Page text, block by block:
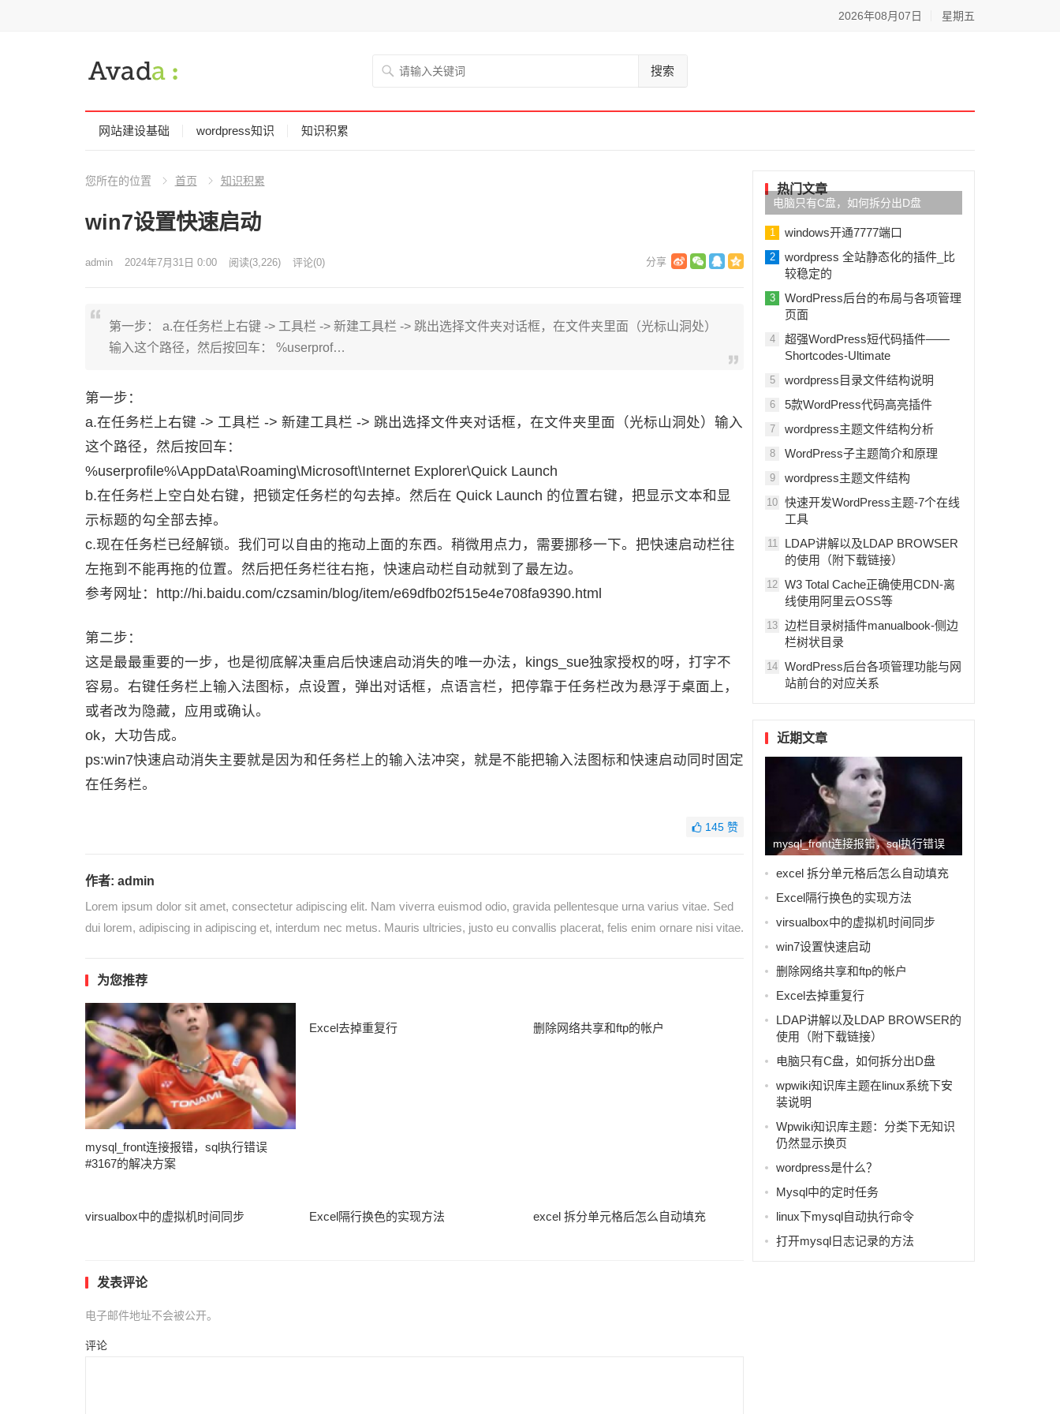
2026年08月07日 星期五
搜索
网站建设基础 wordpress知识 知识积累
您所在的位置 首页 知识积累
win7设置快速启动
admin 2024年7月31日 0:00 阅读(3,226) 评论(0)
第一步： a.在任务栏上右键 -> 工具栏 -> 新建工具栏 -> 跳出选择文件夹对话框，在文件夹里面（光标山洞处）
输入这个路径，然后按回车： %userprof…
第一步：
a.在任务栏上右键 -> 工具栏 -> 新建工具栏 -> 跳出选择文件夹对话框，在文件夹里面（光标山洞处）输入
这个路径，然后按回车：
%userprofile%\AppData\Roaming\Microsoft\Internet Explorer\Quick Launch
b.在任务栏上空白处右键，把锁定任务栏的勾去掉。然后在 Quick Launch 的位置右键，把显示文本和显
示标题的勾全部去掉。
c.现在任务栏已经解锁。我们可以自由的拖动上面的东西。稍微用点力，需要挪移一下。把快速启动栏往
左拖到不能再拖的位置。然后把任务栏往右拖，快速启动栏自动就到了最左边。
参考网址：http://hi.baidu.com/czsamin/blog/item/e69dfb02f515e4e708fa9390.html
第二步：
这是最最重要的一步，也是彻底解决重启后快速启动消失的唯一办法，kings_sue独家授权的呀，打字不
容易。右键任务栏上输入法图标，点设置，弹出对话框，点语言栏，把停靠于任务栏改为悬浮于桌面上，
或者改为隐藏，应用或确认。
ok，大功告成。
ps:win7快速启动消失主要就是因为和任务栏上的输入法冲突，就是不能把输入法图标和快速启动同时固定
在任务栏。
145 赞
作者: admin
Lorem ipsum dolor sit amet, consectetur adipiscing elit. Nam viverra euismod odio, gravida pellentesque urna varius vitae. Sed
dui lorem, adipiscing in adipiscing et, interdum nec metus. Mauris ultricies, justo eu convallis placerat, felis enim ornare nisi vitae.
为您推荐
mysql_front连接报错，sql执行错误
#3167的解决方案
Excel去掉重复行 删除网络共享和ftp的帐户
virsualbox中的虚拟机时间同步 Excel隔行换色的实现方法 excel 拆分单元格后怎么自动填充
发表评论
电子邮件地址不会被公开。
评论
热门文章
电脑只有C盘，如何拆分出D盘
1 windows开通7777端口
2
wordpress 全站静态化的插件_比
较稳定的
3
WordPress后台的布局与各项管理
页面
4
超强WordPress短代码插件——
Shortcodes-Ultimate
5 wordpress目录文件结构说明
6 5款WordPress代码高亮插件
7 wordpress主题文件结构分析
8 WordPress子主题简介和原理
9 wordpress主题文件结构
10
快速开发WordPress主题-7个在线
工具
11
LDAP讲解以及LDAP BROWSER
的使用（附下载链接）
12
W3 Total Cache正确使用CDN-离
线使用阿里云OSS等
13
边栏目录树插件manualbook-侧边
栏树状目录
14
WordPress后台各项管理功能与网
站前台的对应关系
近期文章
mysql_front连接报错，sql执行错误
#3167的解...
excel 拆分单元格后怎么自动填充
Excel隔行换色的实现方法
virsualbox中的虚拟机时间同步
win7设置快速启动
删除网络共享和ftp的帐户
Excel去掉重复行
LDAP讲解以及LDAP BROWSER的
使用（附下载链接）
电脑只有C盘，如何拆分出D盘
wpwiki知识库主题在linux系统下安
装说明
Wpwiki知识库主题：分类下无知识
仍然显示换页
wordpress是什么？
Mysql中的定时任务
linux下mysql自动执行命令
打开mysql日志记录的方法